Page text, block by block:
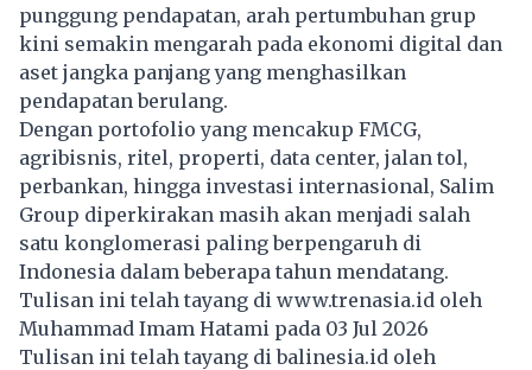
punggung pendapatan, arah pertumbuhan grup
kini semakin mengarah pada ekonomi digital dan
aset jangka panjang yang menghasilkan
pendapatan berulang.
Dengan portofolio yang mencakup FMCG,
agribisnis, ritel, properti, data center, jalan tol,
perbankan, hingga investasi internasional, Salim
Group diperkirakan masih akan menjadi salah
satu konglomerasi paling berpengaruh di
Indonesia dalam beberapa tahun mendatang.
Tulisan ini telah tayang di www.trenasia.id oleh
Muhammad Imam Hatami pada 03 Jul 2026
Tulisan ini telah tayang dibalinesia.id oleh